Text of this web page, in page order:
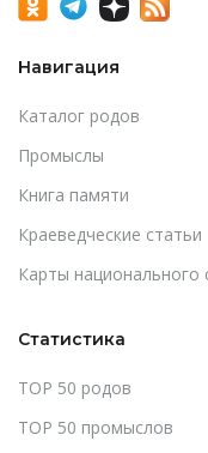
Навигация
Каталог родов
Промыслы
Книга памяти
Краеведческие статьи
Карты национального
Статистика
TOP 50 родов
TOP 50 промыслов